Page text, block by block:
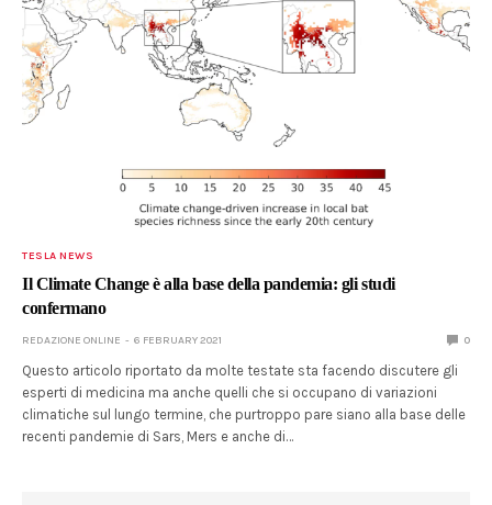
TESLA NEWS
Il Climate Change è alla base della pandemia: gli studi
confermano
REDAZIONE ONLINE 6 FEBRUARY 2021 0
Questo articolo riportato da molte testate sta facendo discutere gli
esperti di medicina ma anche quelli che si occupano di variazioni
climatiche sul lungo termine, che purtroppo pare siano alla base delle
recenti pandemie di Sars, Mers e anche di…